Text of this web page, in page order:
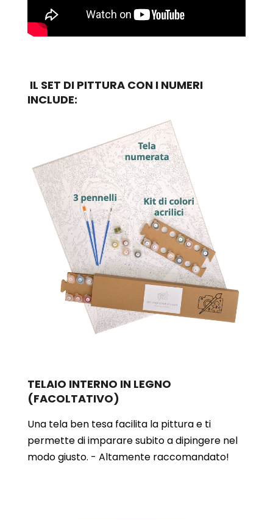
IL SET DI PITTURA CON I NUMERI
INCLUDE:
TELAIO INTERNO IN LEGNO
(FACOLTATIVO)
Una tela ben tesa facilita la pittura e ti
permette di imparare subito a dipingere nel
modo giusto. - Altamente raccomandato!